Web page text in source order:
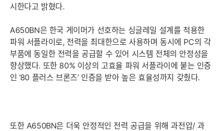
시한다고 밝혔다.
A650BN은 한국 게이머가 선호하는 싱글레일 설계를 적용한
파워 서플라이로, 전력을 최대한으로 사용하며 동시에 PC의 각
부품에 동일한 전력을 공급할 수 있어 시스템 전체의 안정성을
향상했다. 또한 80% 이상의 고효율 파워 서플라이에 붙는 인증
인 ’80 플러스 브론즈’ 인증을 받아 높은 효율성까지 갖췄다.
또한 A650BN은 더욱 안정적인 전력 공급을 위해 과전압/ 과